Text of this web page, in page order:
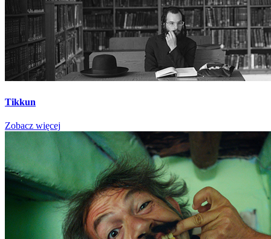
Tikkun
Zobacz więcej